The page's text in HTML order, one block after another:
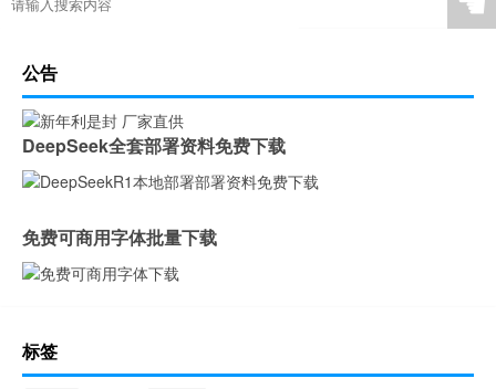
公告
DeepSeek全套部署资料免费下载
免费可商用字体批量下载
标签